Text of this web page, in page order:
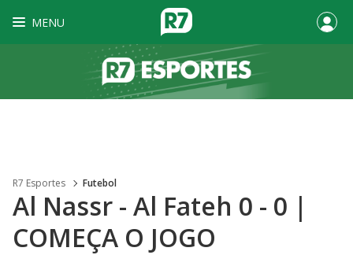
MENU
R7 Esportes Futebol
Al Nassr - Al Fateh 0 - 0 |
COMEÇA O JOGO